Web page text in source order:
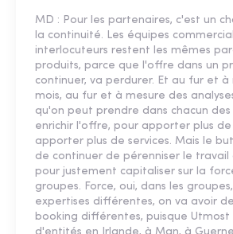
MD : Pour les partenaires, c'est un
la continuité. Les équipes
interlocuteurs restent les mêmes
produits, parce que l'offre dans un
continuer, va perdurer. Et au fur et à
mois, au fur et à mesure des
qu'on peut prendre dans chacun
enrichir l'offre, pour apporter plus de
apporter plus de services. Mais le
de continuer de pérenniser le
pour justement capitaliser sur la
groupes. Force, oui, dans les
expertises différentes, on va avoir
booking différentes, puisque Utmost
d'entités en Irlande, à Man, à